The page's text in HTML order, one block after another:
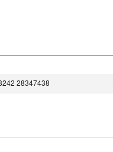
28347438